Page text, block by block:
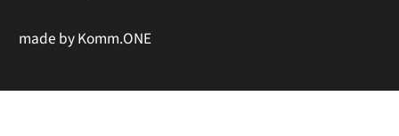
made byKomm.ONE